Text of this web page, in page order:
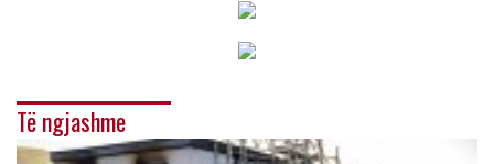
Të ngjashme